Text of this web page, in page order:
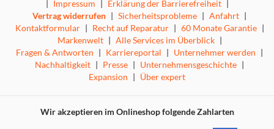
Eine vollständige Liste gibt es auf apple.com/de/iphone/compare.
| Impressum | Erklärung der Barrierefreiheit |
Vertrag widerrufen | Sicherheitsprobleme | Anfahrt |
Kontaktformular | Recht auf Reparatur | 60 Monate Garantie |
Markenwelt | Alle Services im Überblick |
Fragen & Antworten | Karriereportal | Unternehmer werden |
Nachhaltigkeit | Presse | Unternehmensgeschichte |
Expansion | Über expert
Wir akzeptieren im Onlineshop folgende Zahlarten